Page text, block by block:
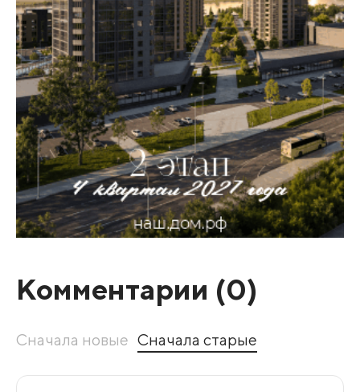
Комментарии (0)
Сначала новые Сначала старые